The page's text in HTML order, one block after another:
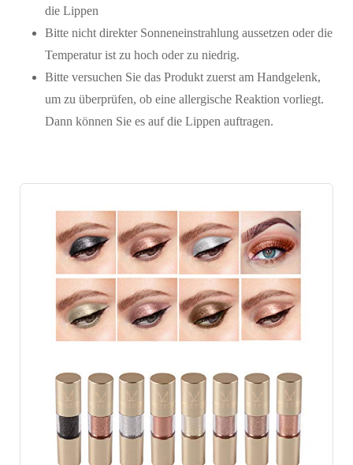
die Lippen
Bitte nicht direkter Sonneneinstrahlung aussetzen oder die
Temperatur ist zu hoch oder zu niedrig.
Bitte versuchen Sie das Produkt zuerst am Handgelenk,
um zu überprüfen, ob eine allergische Reaktion vorliegt.
Dann können Sie es auf die Lippen auftragen.